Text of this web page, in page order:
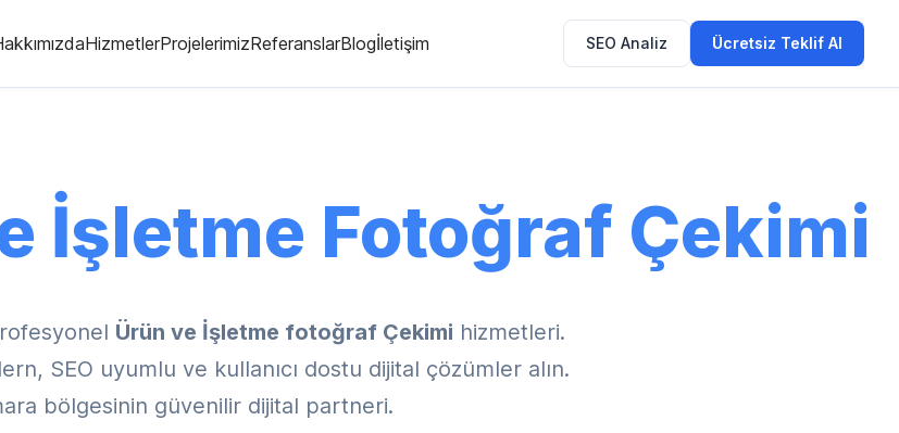
HizmetlerProjelerimizReferanslarBlogİletişim SEO Analiz Ücretsiz Teklif Al
İşletme Fotoğraf Çekimi
Ürün ve İşletme fotoğraf Çekimi hizmetleri.
SEO uyumlu ve kullanıcı dostu dijital çözümler alın.
bölgesinin güvenilir dijital partneri.